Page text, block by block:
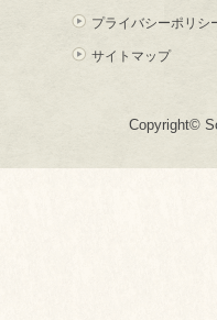
プライバシーポリシ
サイトマップ
Copyright©